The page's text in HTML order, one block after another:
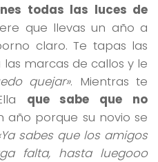
todas las luces de
que llevas un año a
claro. Te tapas las
marcas de callos y le
quejar». Mientras te
que sabe que no
año porque su novio se
sabes que los amigos
falta, hasta luegooo